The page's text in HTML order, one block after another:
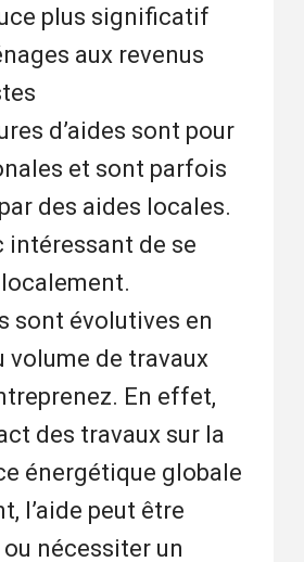
plus significatif
aux revenus
d’aides sont pour
et sont parfois
des aides locales.
intéressant de se
sont évolutives en
de travaux
En effet,
des travaux sur la
énergétique globale
l’aide peut être
nécessiter un